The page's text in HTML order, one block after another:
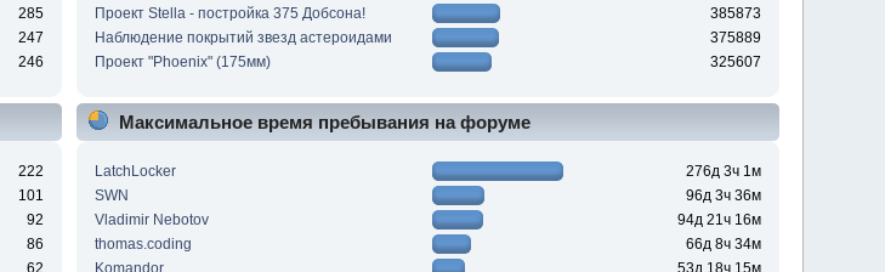
285
247
246
Проект Stella - постройка 375 Добсона!
385873
Наблюдение покрытий звезд астероидами
375889
Проект "Phoenix" (175мм)
325607
222
101
92
86
Максимальное время пребывания на форуме
LatchLocker
276д 3ч 1м
SWN
96д 3ч 36м
Vladimir Nebotov
94д 21ч 16м
thomas.coding
66д 8ч 34м